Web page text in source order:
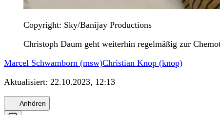
Copyright: Sky/Banijay Productions
Christoph Daum geht weiterhin regelmäßig zur
Marcel Schwamborn (msw)Christian Knop (knop)
Aktualisiert: 22.10.2023, 12:13
Anhören